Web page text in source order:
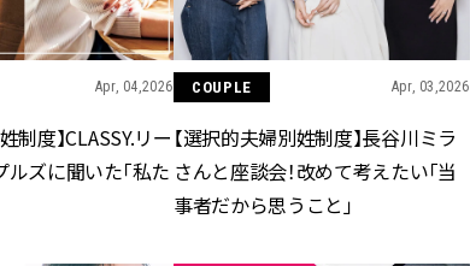
Apr, 04,2026
制度】CLASSY.リー
ズに聞いた「私た
COUPLE Apr, 03,2026
【選択的夫婦別姓制度】長谷川ミラ
さんと座談会！改めて考えたい「当
事者だから思うこと」